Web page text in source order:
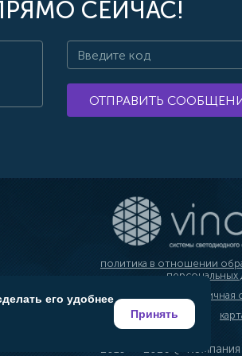
СЕЙЧАС!
ОТПРАВИТЬ
политика в отношении
персональных
публичная
2019 — 2026 @
его удобнее
Принять